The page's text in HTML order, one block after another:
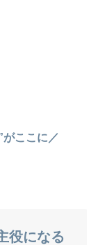
がここに／
役になる